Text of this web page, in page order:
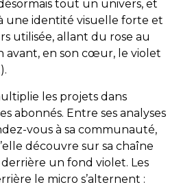
désormais tout un univers, et
une identité visuelle forte et
utilisée, allant du rose au
avant, en son cœur, le violet
les projets dans
abonnés. Entre ses analyses
vous à sa communauté,
découvre sur sa chaîne
un fond violet. Les
le micro s’alternent :